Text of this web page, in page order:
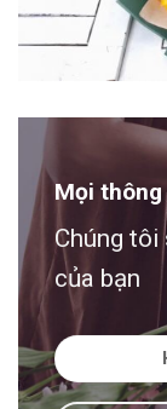
Mọi
Chúng
của bạn